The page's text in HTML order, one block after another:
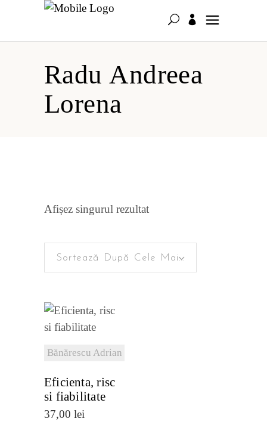
Radu Andreea
Lorena
Afișez singurul rezultat
Sortează După Cele Mai Recente
Bănărescu Adrian
Eficienta, risc
si fiabilitate
37,00 lei